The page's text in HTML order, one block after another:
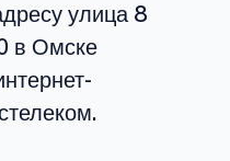
улица 8
в Омске